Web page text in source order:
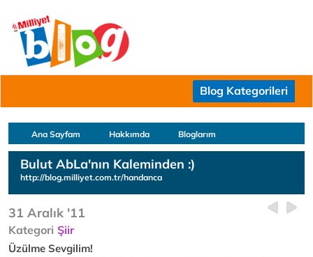
Blog Kategorileri
Ana Sayfam Hakkımda Bloglarım
Bulut AbLa'nın Kaleminden :)
http://blog.milliyet.com.tr/handanca
31 Aralık '11
Kategori Şiir
Üzülme Sevgilim!